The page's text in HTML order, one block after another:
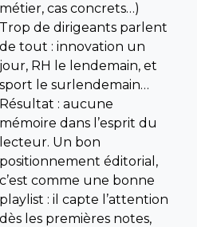
métier, cas concrets…)
Trop de dirigeants parlent
de tout : innovation un
jour, RH le lendemain, et
sport le surlendemain…
Résultat : aucune
mémoire dans l’esprit du
lecteur. Un bon
positionnement éditorial,
c’est comme une bonne
playlist : il capte l’attention
dès les premières notes,